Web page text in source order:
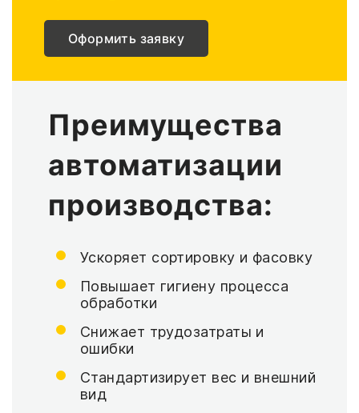
Оформить заявку
Преимущества
автоматизации
производства:
Ускоряет сортировку и фасовку
Повышает гигиену процесса
обработки
Снижает трудозатраты и
ошибки
Стандартизирует вес и внешний
вид